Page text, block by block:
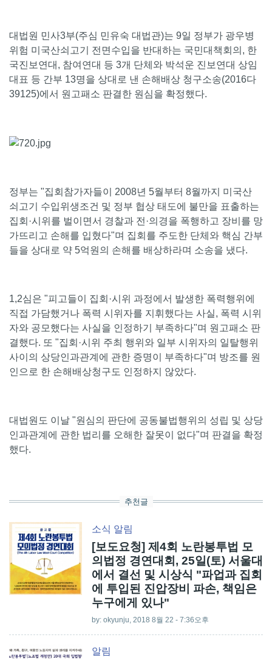
대법원 민사3부(주심 민유숙 대법관)는 9일 정부가 광우병
위험 미국산쇠고기 전면수입을 반대하는 국민대책회의, 한
국진보연대, 참여연대 등 3개 단체와 박석운 진보연대 상임
대표 등 간부 13명을 상대로 낸 손해배상 청구소송(2016다
39125)에서 원고패소 판결한 원심을 확정했다.
정부는 "집회참가자들이 2008년 5월부터 8월까지 미국산
쇠고기 수입위생조건 및 정부 협상 태도에 불만을 표출하는
집회·시위를 벌이면서 경찰과 전·의경을 폭행하고 장비를 망
가뜨리고 손해를 입혔다"며 집회를 주도한 단체와 핵심 간부
들을 상대로 약 5억원의 손해를 배상하라며 소송을 냈다.
1,2심은 "피고들이 집회·시위 과정에서 발생한 폭력행위에
직접 가담했거나 폭력 시위자를 지휘했다는 사실, 폭력 시위
자와 공모했다는 사실을 인정하기 부족하다"며 원고패소 판
결했다. 또 "집회·시위 주최 행위와 일부 시위자의 일탈행위
사이의 상당인과관계에 관한 증명이 부족하다"며 방조를 원
인으로 한 손해배상청구도 인정하지 않았다.
대법원도 이날 "원심의 판단에 공동불법행위의 성립 및 상당
인과관계에 관한 법리를 오해한 잘못이 없다"며 판결을 확정
했다.
추천글
소식 알림
[보도요청] 제4회 노란봉투법 모
의법정 경연대회, 25일(토) 서울대
에서 결선 및 시상식 "파업과 집회
에 투입된 진압장비 파손, 책임은
누구에게 있나"
by: okyunju , 2018 8월 22 - 7:36오후
알림